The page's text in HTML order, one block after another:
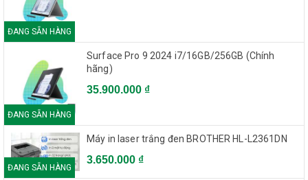
ĐANG SẴN HÀNG
ĐANG SẴN HÀNG
Surface Pro 9 2024 i7/16GB/256GB (Chính
hãng)
35.900.000 ₫
ĐANG SẴN HÀNG
Máy in laser trắng đen BROTHER HL-L2361DN
3.650.000 ₫